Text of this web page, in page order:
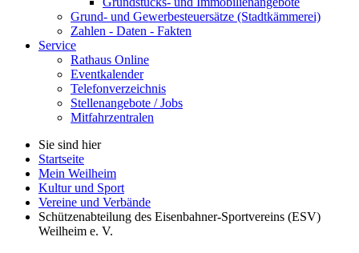
Grund- und Gewerbesteuersätze (Stadtkämmerei)
Zahlen - Daten - Fakten
Service
Rathaus Online
Eventkalender
Telefonverzeichnis
Stellenangebote / Jobs
Mitfahrzentralen
Sie sind hier
Startseite
Mein Weilheim
Kultur und Sport
Vereine und Verbände
Schützenabteilung des Eisenbahner-Sportvereins (ESV)
Weilheim e. V.